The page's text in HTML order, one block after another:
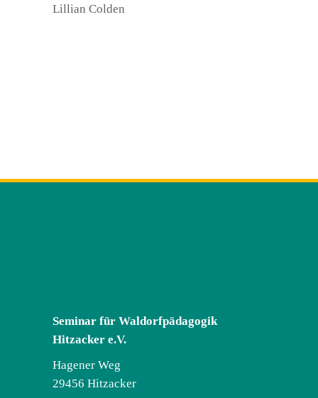
Lillian Colden
Seminar für Waldorfpädagogik
Hitzacker e.V.
Hagener Weg
29456 Hitzacker